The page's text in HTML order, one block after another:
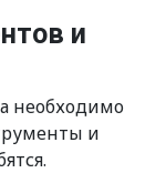
и
необходимо
и